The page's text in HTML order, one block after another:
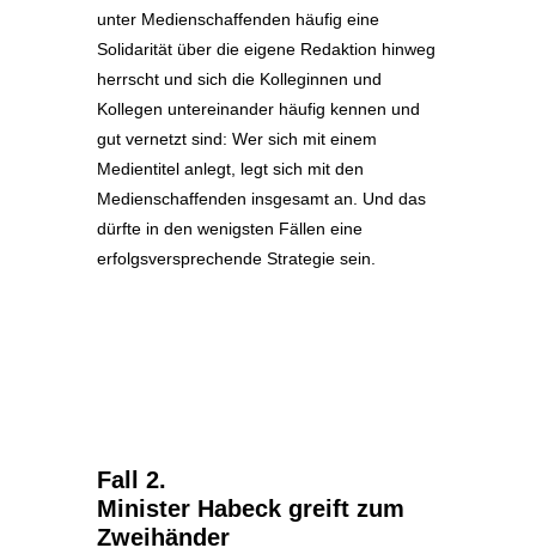
unter Medienschaffenden häufig eine
Solidarität über die eigene Redaktion hinweg
herrscht und sich die Kolleginnen und
Kollegen untereinander häufig kennen und
gut vernetzt sind: Wer sich mit einem
Medientitel anlegt, legt sich mit den
Medienschaffenden insgesamt an. Und das
dürfte in den wenigsten Fällen eine
erfolgsversprechende Strategie sein.
Fall 2.
Minister Habeck greift zum
Zweihänder